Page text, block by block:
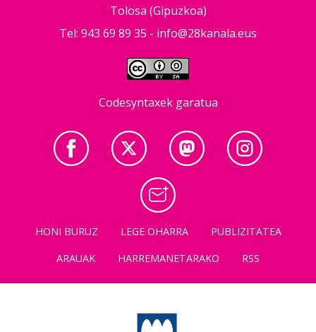
Tolosa (Gipuzkoa)
Tel: 943 69 89 35 - info@28kanala.eus
Codesyntaxek garatua
HONI BURUZ LEGE OHARRA
PUBLIZITATEA
ARAUAK
HARREMANETARAKO RSS